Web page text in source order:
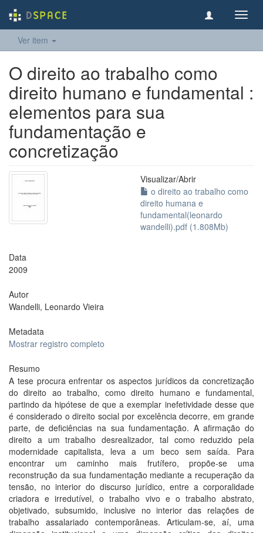
Ver item
O direito ao trabalho como
direito humano e fundamental :
elementos para sua
fundamentação e
concretização
Visualizar/Abrir
o direito ao trabalho como
direito humana e
fundamental(leonardo
wandelli).pdf (1.808Mb)
Data
2009
Autor
Wandelli, Leonardo Vieira
Metadata
Mostrar registro completo
Resumo
A tese procura enfrentar os aspectos jurídicos da concretização
do direito ao trabalho, como direito humano e fundamental,
partindo da hipótese de que a exemplar inefetividade desse que
é considerado o direito social por excelência decorre, em grande
parte, de deficiências na sua fundamentação. A afirmação do
direito a um trabalho desrealizador, tal como reduzido pela
modernidade capitalista, leva a um beco sem saída. Para
encontrar um caminho mais frutífero, propõe-se uma
reconstrução da sua fundamentação mediante a recuperação da
tensão, no interior do discurso jurídico, entre a corporalidade
criadora e irredutível, o trabalho vivo e o trabalho abstrato,
objetivado, subsumido, inclusive no interior das relações de
trabalho assalariado contemporâneas. Articulam-se, aí, uma